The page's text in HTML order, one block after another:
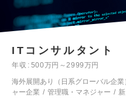
ITコンサルタント
年収
500万円～2999万円
海外展開あり（日系グローバル企業
ャー企業
管理職・マネジャー